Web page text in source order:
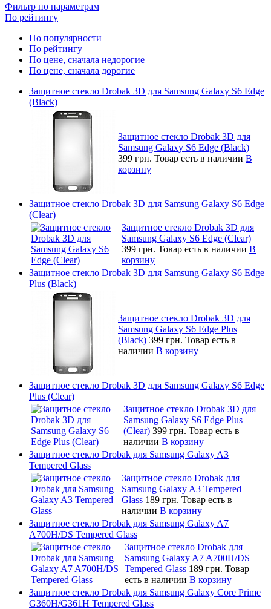
Фильтр по параметрам
По рейтингу
По популярности
По рейтингу
По цене, сначала недорогие
По цене, сначала дорогие
Защитное стекло Drobak 3D для Samsung Galaxy S6 Edge
(Black)
Защитное стекло Drobak 3D для
Samsung Galaxy S6 Edge (Black)
399 грн. Товар есть в наличии В
корзину
Защитное стекло Drobak 3D для Samsung Galaxy S6 Edge
(Clear)
Защитное стекло Drobak 3D для
Samsung Galaxy S6 Edge (Clear)
399 грн. Товар есть в наличии В
корзину
Защитное стекло Drobak 3D для Samsung Galaxy S6 Edge
Plus (Black)
Защитное стекло Drobak 3D для
Samsung Galaxy S6 Edge Plus
(Black) 399 грн. Товар есть в
наличии В корзину
Защитное стекло Drobak 3D для Samsung Galaxy S6 Edge
Plus (Clear)
Защитное стекло Drobak 3D для
Samsung Galaxy S6 Edge Plus
(Clear) 399 грн. Товар есть в
наличии В корзину
Защитное стекло Drobak для Samsung Galaxy A3
Tempered Glass
Защитное стекло Drobak для
Samsung Galaxy A3 Tempered
Glass 189 грн. Товар есть в
наличии В корзину
Защитное стекло Drobak для Samsung Galaxy A7
A700H/DS Tempered Glass
Защитное стекло Drobak для
Samsung Galaxy A7 A700H/DS
Tempered Glass 189 грн. Товар
есть в наличии В корзину
Защитное стекло Drobak для Samsung Galaxy Core Prime
G360H/G361H Tempered Glass